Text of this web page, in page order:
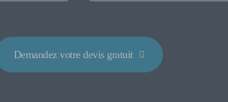
Demandez votre devis gratuit